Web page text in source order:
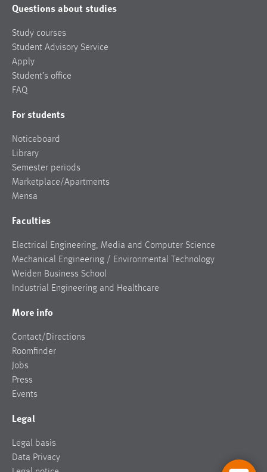
Questions about studies
Study courses
Student Advisory Service
Apply
Student’s office
FAQ
For students
Noticeboard
Library
Semester periods
Marketplace/Apartments
Mensa
Faculties
Electrical Engineering, Media and Computer Science
Mechanical Engineering / Environmental Technology
Weiden Business School
Industrial Engineering and Healthcare
More info
Contact/Directions
Roomfinder
Jobs
Press
Events
Legal
Legal basis
Data Privacy